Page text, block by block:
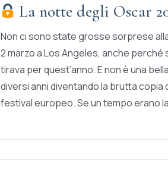
La notte degli Oscar
Non ci sono state grosse sorprese
2 marzo a Los Angeles, anche perché
tirava per quest’anno. E non è una
diversi anni diventando la brutta copia
festival europeo. Se un tempo erano